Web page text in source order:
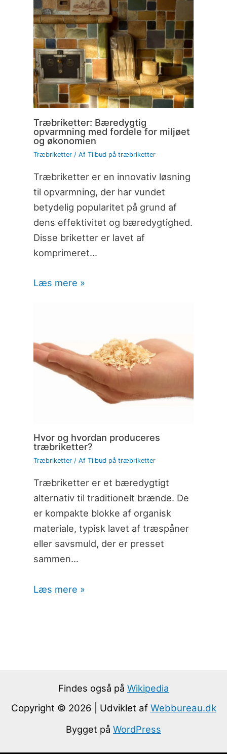
Træbriketter: Bæredygtig
opvarmning med fordele for miljøet
og økonomien
Træbriketter/ Af Tilbud på træbriketter
Træbriketter er en innovativ løsning
til opvarmning, der har vundet
betydelig popularitet på grund af
dens effektivitet og bæredygtighed.
Disse briketter er lavet af
komprimeret…
Læs mere »
Hvor og hvordan produceres
træbriketter?
Træbriketter/ Af Tilbud på træbriketter
Træbriketter er et bæredygtigt
alternativ til traditionelt brænde. De
er kompakte blokke af organisk
materiale, typisk lavet af træspåner
eller savsmuld, der er presset
sammen…
Læs mere »
Findes også på Wikipedia
Copyright © 2026 | Udviklet af Webbureau.dk
Bygget på WordPress